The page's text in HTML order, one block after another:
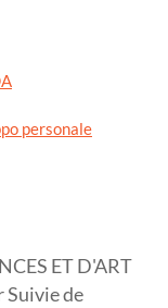
personale
ET D'ART
Suivie de